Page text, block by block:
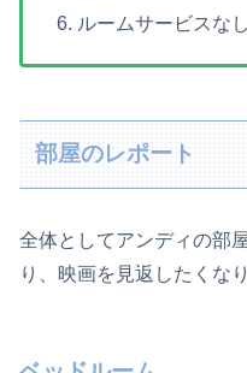
ルームサービスなし
部屋のレポート
全体としてアンディの部
り、映画を見返したくな